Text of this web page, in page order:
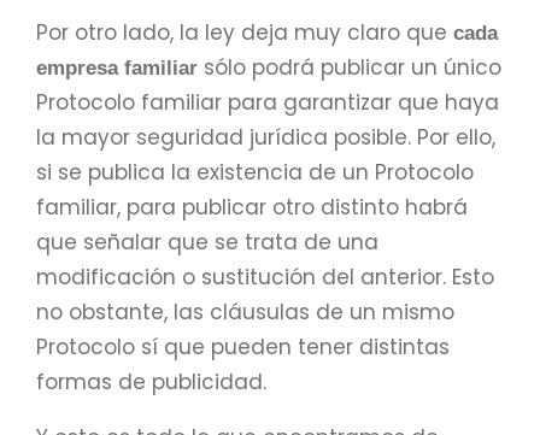
Por otro lado, la ley deja muy claro que cada
empresa familiar sólo podrá publicar un único
Protocolo familiar para garantizar que haya
la mayor seguridad jurídica posible. Por ello,
si se publica la existencia de un Protocolo
familiar, para publicar otro distinto habrá
que señalar que se trata de una
modificación o sustitución del anterior. Esto
no obstante, las cláusulas de un mismo
Protocolo sí que pueden tener distintas
formas de publicidad.